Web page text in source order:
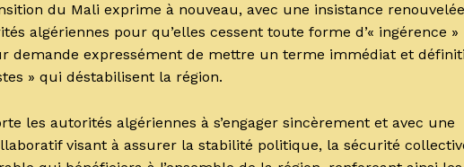
du Mali exprime à nouveau, avec une insistance
algériennes pour qu’elles cessent toute forme d’« ingérence »
demande expressément de mettre un terme immédiat et
» qui déstabilisent la région.
les autorités algériennes à s’engager sincèrement et avec une
visant à assurer la stabilité politique, la sécurité